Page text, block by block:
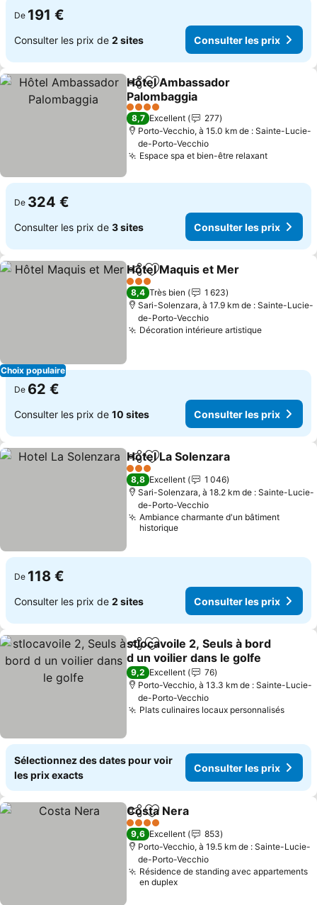
De 191 €
Consulter les prix de 2 sites Consulter les prix
PartagerAjouter à mes favoris
Hôtel Ambassador
Palombaggia
4 Étoiles
8,7 Excellent
277
Porto-Vecchio, à 15.0 km de : Sainte-Lucie-
de-Porto-Vecchio
Espace spa et bien-être relaxant
De 324 €
Consulter les prix de 3 sites Consulter les prix
Choix populaire
PartagerAjouter à mes favoris
Hôtel Maquis et Mer
3 Étoiles
8,4 Très bien
1 623
Sari-Solenzara, à 17.9 km de : Sainte-Lucie-
de-Porto-Vecchio
Décoration intérieure artistique
De 62 €
Consulter les prix de 10 sites Consulter les prix
PartagerAjouter à mes favoris
Hotel La Solenzara
3 Étoiles
8,8 Excellent
1 046
Sari-Solenzara, à 18.2 km de : Sainte-Lucie-
de-Porto-Vecchio
Ambiance charmante d'un bâtiment
historique
De 118 €
Consulter les prix de 2 sites Consulter les prix
PartagerAjouter à mes favoris
stlocavoile 2, Seuls à bord
d un voilier dans le golfe
9,2 Excellent
76
Porto-Vecchio, à 13.3 km de : Sainte-Lucie-
de-Porto-Vecchio
Plats culinaires locaux personnalisés
Sélectionnez des dates pour voir
les prix exacts
Consulter les prix
PartagerAjouter à mes favoris
Costa Nera
4 Étoiles
9,6 Excellent
853
Porto-Vecchio, à 19.5 km de : Sainte-Lucie-
de-Porto-Vecchio
Résidence de standing avec appartements
en duplex